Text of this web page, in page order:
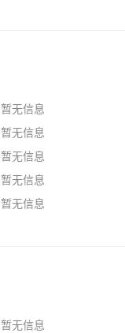
暂无信息
暂无信息
暂无信息
暂无信息
暂无信息
暂无信息